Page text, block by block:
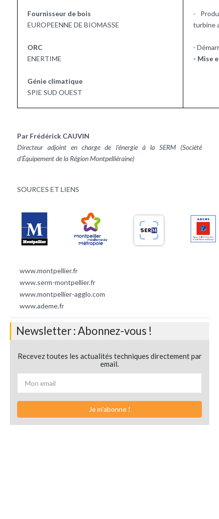
Fournisseur de bois
EUROPEENNE DE BIOMASSE
ORC
ENERTIME
Génie climatique
SPIE SUD OUEST
-
turbine
-
- Mise
Par Frédérick CAUVIN
Directeur adjoint en charge de l'énergie à la SERM (Société
d'Équipement de la Région Montpelliéraine)
SOURCES ET LIENS
www.montpellier.fr
www.serm-montpellier.fr
www.montpellier-agglo.com
www.ademe.fr
Newsletter : Abonnez-vous !
Recevez toutes les actualités techniques directement par
email.
Je m'abonne !